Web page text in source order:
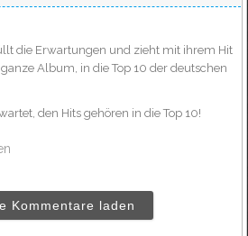
die Erwartungen und zieht mit ihrem Hit
Album, in die Top 10 der deutschen
den Hits gehören in die Top 10!
Kommentare laden